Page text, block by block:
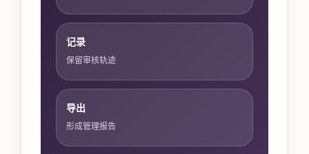
记录
保留审核轨迹
导出
形成管理报告